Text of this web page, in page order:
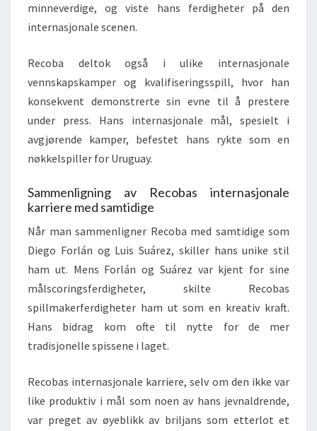
minneverdige, og viste hans ferdigheter på den
internasjonale scenen.
Recoba deltok også i ulike internasjonale
vennskapskamper og kvalifiseringsspill, hvor han
konsekvent demonstrerte sin evne til å prestere
under press. Hans internasjonale mål, spesielt i
avgjørende kamper, befestet hans rykte som en
nøkkelspiller for Uruguay.
Sammenligning av Recobas internasjonale
karriere med samtidige
Når man sammenligner Recoba med samtidige som
Diego Forlán og Luis Suárez, skiller hans unike stil
ham ut. Mens Forlán og Suárez var kjent for sine
målscoringsferdigheter, skilte Recobas
spillmakerferdigheter ham ut som en kreativ kraft.
Hans bidrag kom ofte til nytte for de mer
tradisjonelle spissene i laget.
Recobas internasjonale karriere, selv om den ikke var
like produktiv i mål som noen av hans jevnaldrende,
var preget av øyeblikk av briljans som etterlot et